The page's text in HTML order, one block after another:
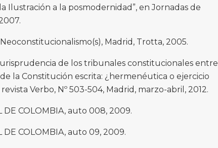
Ilustración a la posmodernidad”, en Jornadas de
Madrid, Trotta, 2005.
jurisprudencia de los tribunales constitucionales entre
la Constitución escrita: ¿hermenéutica o ejercicio
Verbo, Nº 503-504, Madrid, marzo-abril, 2012.
DE COLOMBIA, auto 008, 2009.
DE COLOMBIA, auto 09, 2009.